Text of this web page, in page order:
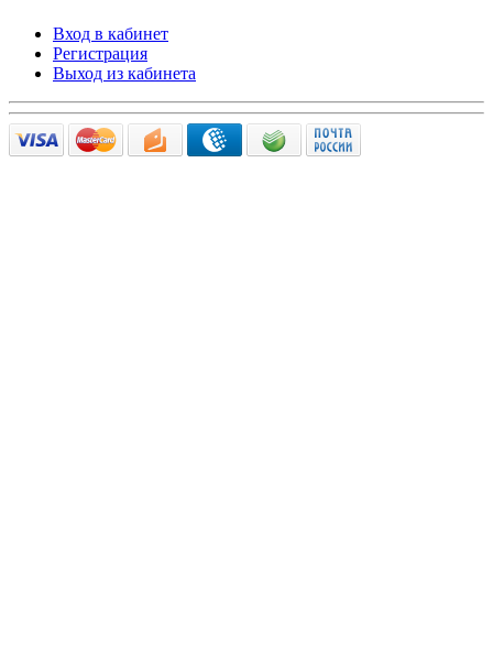
Вход в кабинет
Регистрация
Выход из кабинета